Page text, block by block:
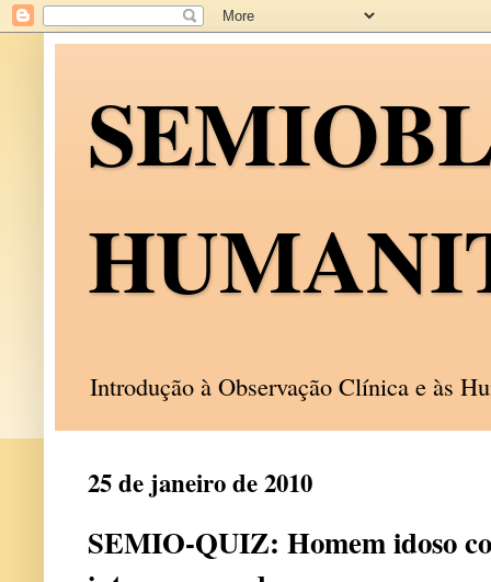
Introdução à Observação Clínica e às
25 de janeiro de 2010
SEMIO-QUIZ: Homem idoso